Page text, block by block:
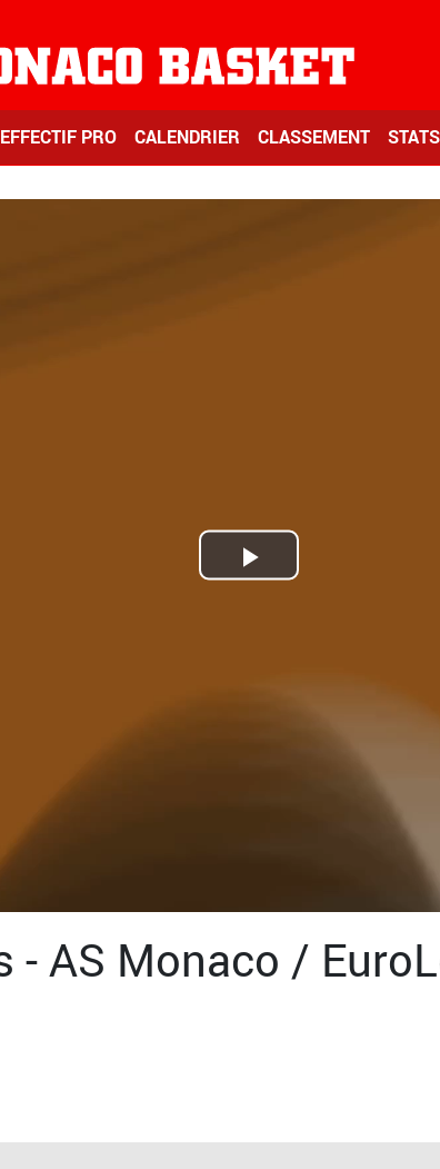
EFFECTIF PRO CALENDRIER CLASSEMENT STATS
Play
- AS Monaco /